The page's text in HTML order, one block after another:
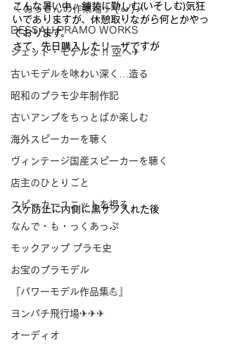
《 おっさんの作業場 》('ω')ノ
DESSAU PRAMO WORKS
ジェット・モデルよ !! 空へ✈
古いモデルを味わい深く…造る
昭和のプラモ少年制作記
古いアンプをちっとばか楽しむ
海外スピーカーを聴く
ヴィンテージ国産スピーカーを聴く
店主のひとりごと
スピーカーユニットを視る
なんで・も・っくあっぷ
モックアップ プラモ史
お宝のプラモデル
『パワーモデル作品集💪』
ヨンパチ飛行場✈✈✈
オーディオ
こんな暑い中、舗装に勤しむ(いそしむ)気狂
いでありますが、休憩取りながら何とかやっ
ております。
さて、先日購入したリーザですが
スケ防止に内側に黒サフ入れた後